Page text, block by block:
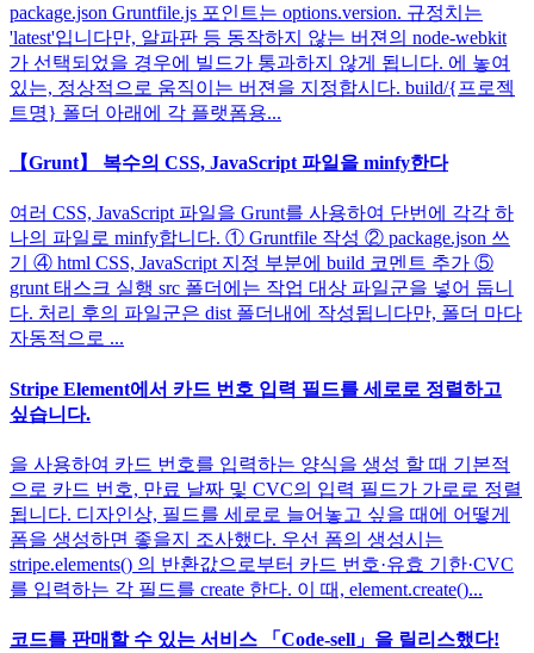
package.json Gruntfile.js 포인트는 options.version. 규정치는
'latest'입니다만, 알파판 등 동작하지 않는 버젼의 node-webkit
가 선택되었을 경우에 빌드가 통과하지 않게 됩니다. 에 놓여
있는, 정상적으로 움직이는 버젼을 지정합시다. build/{프로젝
트명} 폴더 아래에 각 플랫폼용...
【Grunt】 복수의 CSS, JavaScript 파일을 minfy한다
여러 CSS, JavaScript 파일을 Grunt를 사용하여 단번에 각각 하
나의 파일로 minfy합니다. ① Gruntfile 작성 ② package.json 쓰
기 ④ html CSS, JavaScript 지정 부분에 build 코멘트 추가 ⑤
grunt 태스크 실행 src 폴더에는 작업 대상 파일군을 넣어 둡니
다. 처리 후의 파일군은 dist 폴더내에 작성됩니다만, 폴더 마다
자동적으로 ...
Stripe Element에서 카드 번호 입력 필드를 세로로 정렬하고
싶습니다.
을 사용하여 카드 번호를 입력하는 양식을 생성 할 때 기본적
으로 카드 번호, 만료 날짜 및 CVC의 입력 필드가 가로로 정렬
됩니다. 디자인상, 필드를 세로로 늘어놓고 싶을 때에 어떻게
폼을 생성하면 좋을지 조사했다. 우선 폼의 생성시는
stripe.elements() 의 반환값으로부터 카드 번호·유효 기한·CVC
를 입력하는 각 필드를 create 한다. 이 때, element.create()...
코드를 판매할 수 있는 서비스 「Code-sell」을 릴리스했다!